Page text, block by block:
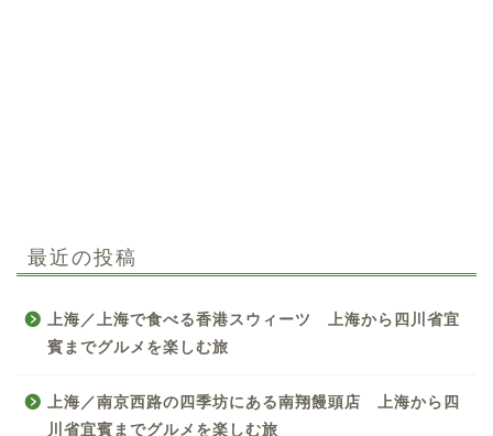
最近の投稿
上海／上海で食べる香港スウィーツ 上海から四川省宜
賓までグルメを楽しむ旅
上海／南京西路の四季坊にある南翔饅頭店 上海から四
川省宜賓までグルメを楽しむ旅